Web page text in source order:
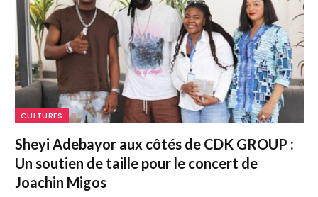
CULTURES
Sheyi Adebayor aux côtés de CDK GROUP :
Un soutien de taille pour le concert de
Joachin Migos